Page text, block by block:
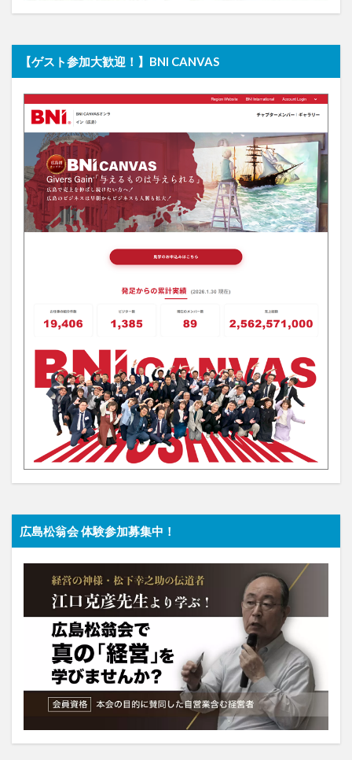
【ゲスト参加大歓迎！】BNI CANVAS
広島松翁会 体験参加募集中！